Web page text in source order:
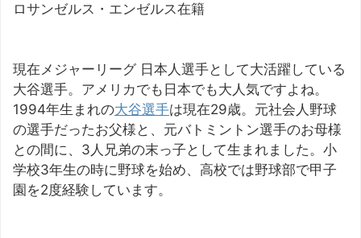
ロサンゼルス・エンゼルス在籍
現在メジャーリーグ 日本人選手として大活躍している
大谷選手。アメリカでも日本でも大人気ですよね。
1994年生まれの大谷選手は現在29歳。元社会人野球
の選手だったお父様と、元バトミントン選手のお母様
との間に、3人兄弟の末っ子として生まれました。小
学校3年生の時に野球を始め、高校では野球部で甲子
園を2度経験しています。